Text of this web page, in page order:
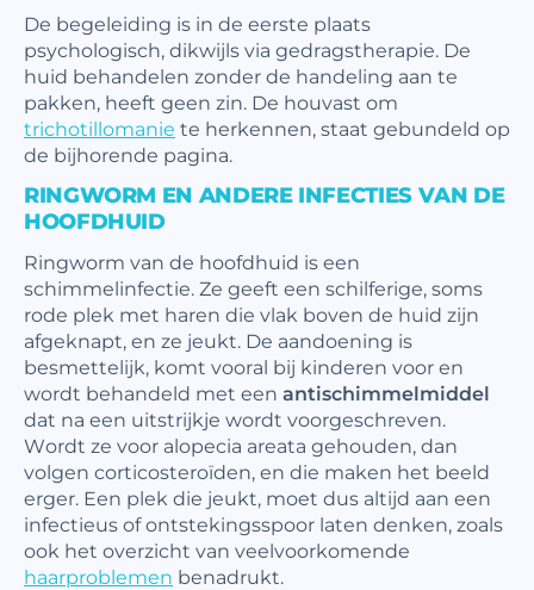
De begeleiding is in de eerste plaats
psychologisch, dikwijls via gedragstherapie. De
huid behandelen zonder de handeling aan te
pakken, heeft geen zin. De houvast om
trichotillomanie te herkennen, staat gebundeld op
de bijhorende pagina.
RINGWORM EN ANDERE INFECTIES VAN DE
HOOFDHUID
Ringworm van de hoofdhuid is een
schimmelinfectie. Ze geeft een schilferige, soms
rode plek met haren die vlak boven de huid zijn
afgeknapt, en ze jeukt. De aandoening is
besmettelijk, komt vooral bij kinderen voor en
wordt behandeld met een antischimmelmiddel
dat na een uitstrijkje wordt voorgeschreven.
Wordt ze voor alopecia areata gehouden, dan
volgen corticosteroïden, en die maken het beeld
erger. Een plek die jeukt, moet dus altijd aan een
infectieus of ontstekingsspoor laten denken, zoals
ook het overzicht van veelvoorkomende
haarproblemen benadrukt.